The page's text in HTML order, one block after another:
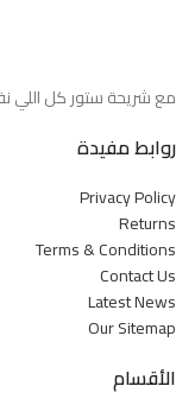
مع شريحة ستور كل اللي
روابط مفيدة
Privacy Policy
Returns
Terms & Conditions
Contact Us
Latest News
Our Sitemap
الأقسام